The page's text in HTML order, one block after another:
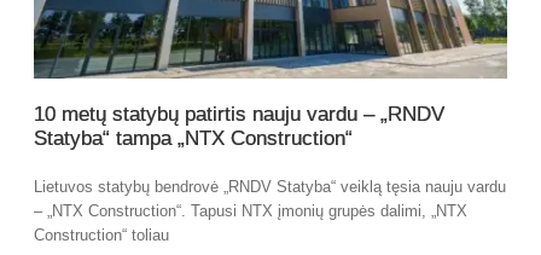
10 metų statybų patirtis nauju vardu – „RNDV
Statyba“ tampa „NTX Construction“
Lietuvos statybų bendrovė „RNDV Statyba“ veiklą tęsia nauju vardu
– „NTX Construction“. Tapusi NTX įmonių grupės dalimi, „NTX
Construction“ toliau